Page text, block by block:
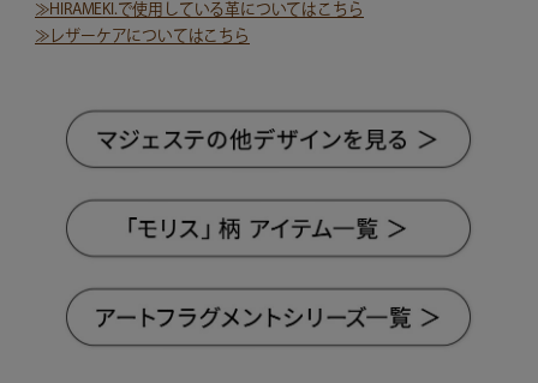
≫HIRAMEKI.で使用している革についてはこちら
≫レザーケアについてはこちら